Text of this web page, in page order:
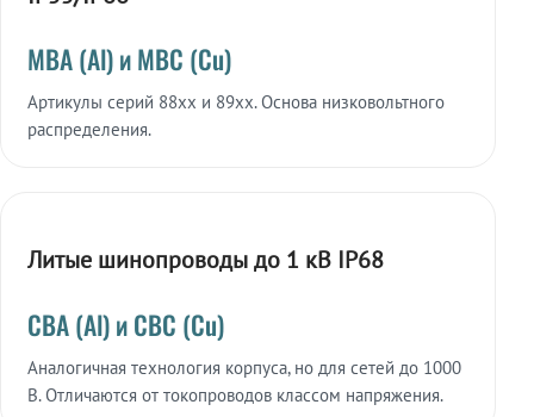
МВА (Al) и МВС (Cu)
Артикулы серий 88xx и 89xx. Основа низковольтного
распределения.
Литые шинопроводы до 1 кВ IP68
СВА (Al) и СВС (Cu)
Аналогичная технология корпуса, но для сетей до 1000
В. Отличаются от токопроводов классом напряжения.